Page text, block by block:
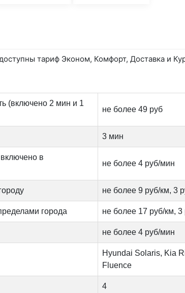
тариф Эконом, Комфорт, Доставка и
(включено 2 мин и 1
не более 49 руб
3 мин
в
не более 4 руб/мин
не более 9 руб/км, 3
города не более 17 руб/км, 3
не более 4 руб/мин
Hyundai Solaris, Kia
Fluence
4